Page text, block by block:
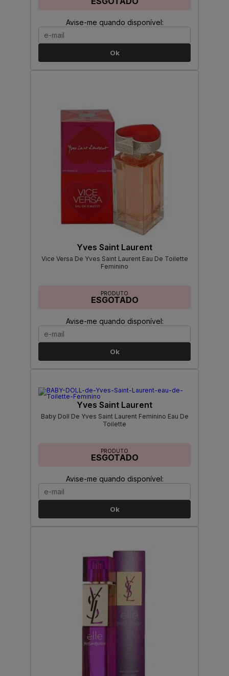
Avise-me quando disponível:
Ok
Yves Saint Laurent
Vice Versa De Yves Saint Laurent Eau De Toilette
Feminino
PRODUTO
ESGOTADO
Avise-me quando disponível:
Ok
Yves Saint Laurent
Baby Doll De Yves Saint Laurent Feminino Eau De
Toilette
PRODUTO
ESGOTADO
Avise-me quando disponível:
Ok